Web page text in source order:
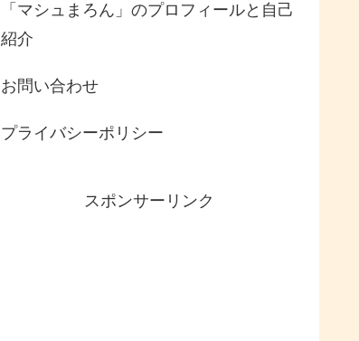
「マシュまろん」のプロフィールと自己
紹介
お問い合わせ
プライバシーポリシー
スポンサーリンク